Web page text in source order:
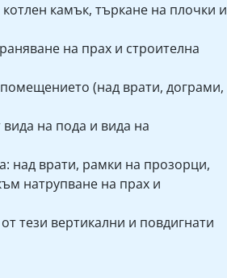
камък, търкане на плочки и
на прах и строителна
(над врати, дограми,
на пода и вида на
над врати, рамки на прозорци,
натрупване на прах и
тези вертикални и повдигнати